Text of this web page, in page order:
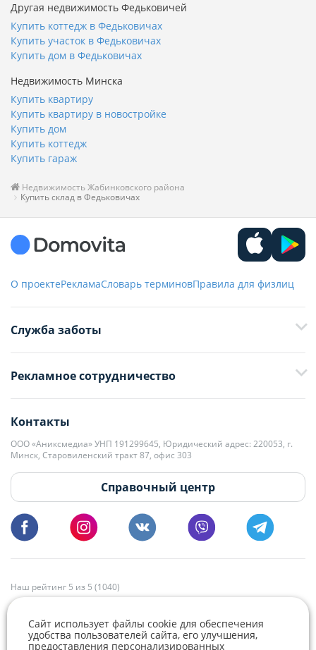
Другая недвижимость Федьковичей
Купить коттедж в Федьковичах
Купить участок в Федьковичах
Купить дом в Федьковичах
Недвижимость Минска
Купить квартиру
Купить квартиру в новостройке
Купить дом
Купить коттедж
Купить гараж
Недвижимость Жабинковского района
Купить склад в Федьковичах
О проектеРекламаСловарь терминовПравила для физлиц
Служба заботы
+375 29 376-13-70
+375 33 376-13-70
editor@domovita.by
Мы принимаем звонки и отвечаем на письма в будние дни с 9:00 до
18:00.
Рекламное сотрудничество
+375 29 563-15-61 Кристина Филюта
kb@domovita.by
+375 29 179-11-28 Владислав Гладченко
vg@domovita.by
Пишите и звоните нам в будние дни с 8:00 до 20:00.
Контакты
ООО «Аниксмедиа» УНП 191299645, Юридический адрес: 220053, г.
Минск, Старовиленский тракт 87, офис 303
Справочный центр
Наш рейтинг 5 из 5 (1040)
Сайт использует файлы cookie для обеспечения
удобства пользователей сайта, его улучшения,
предоставления персонализированных